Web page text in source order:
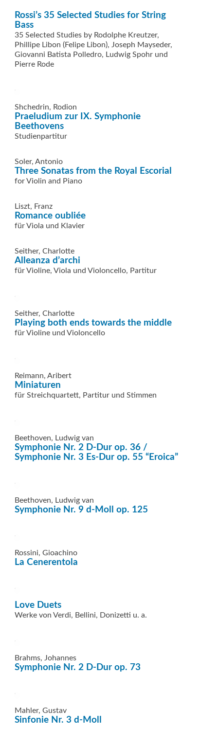
Rossi’s 35 Selected Studies for String
Bass
35 Selected Studies by Rodolphe Kreutzer,
Phillipe Libon (Felipe Libon), Joseph Mayseder,
Giovanni Batista Polledro, Ludwig Spohr und
Pierre Rode
Shchedrin, Rodion
Praeludium zur IX. Symphonie
Beethovens
Studienpartitur
Soler, Antonio
Three Sonatas from the Royal Escorial
for Violin and Piano
Liszt, Franz
Romance oubliée
für Viola und Klavier
Seither, Charlotte
Alleanza d’archi
für Violine, Viola und Violoncello, Partitur
Seither, Charlotte
Playing both ends towards the middle
für Violine und Violoncello
Reimann, Aribert
Miniaturen
für Streichquartett, Partitur und Stimmen
Beethoven, Ludwig van
Symphonie Nr. 2 D-Dur op. 36 /
Symphonie Nr. 3 Es-Dur op. 55 “Eroica”
Beethoven, Ludwig van
Symphonie Nr. 9 d-Moll op. 125
Rossini, Gioachino
La Cenerentola
Love Duets
Werke von Verdi, Bellini, Donizetti u. a.
Brahms, Johannes
Symphonie Nr. 2 D-Dur op. 73
Mahler, Gustav
Sinfonie Nr. 3 d-Moll